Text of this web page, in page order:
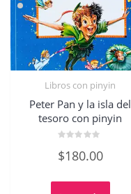
Libros con pinyin
Peter Pan y la isla del
tesoro con pinyin
con
0
5
$180.00